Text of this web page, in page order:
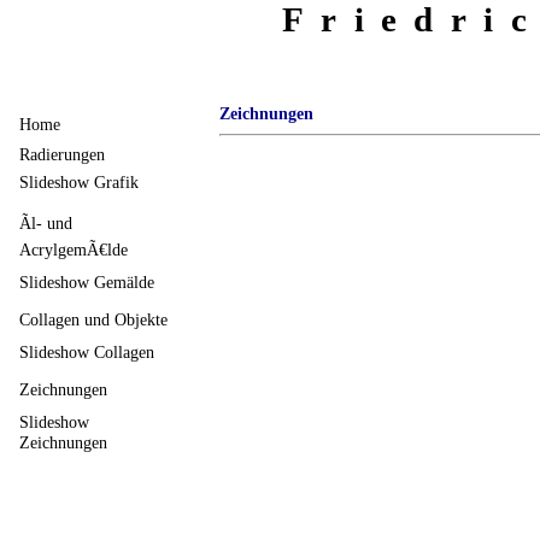
Zeichnungen
Home
Radierungen
Slideshow Grafik
Ãl- und
AcrylgemÃ€lde
Slideshow Gemälde
Collagen und Objekte
Slideshow Collagen
Zeichnungen
Slideshow
Zeichnungen